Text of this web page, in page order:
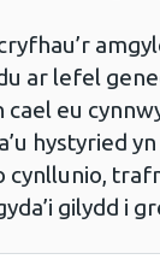
ar lefel
cael eu
hystyried
cynllunio,
gilydd i